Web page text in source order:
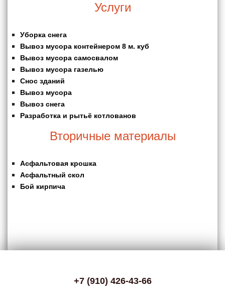
Услуги
Уборка снега
Вывоз мусора контейнером 8 м. куб
Вывоз мусора самосвалом
Вывоз мусора газелью
Снос зданий
Вывоз мусора
Вывоз снега
Разработка и рытьё котлованов
Вторичные материалы
Асфальтовая крошка
Асфальтный скол
Бой кирпича
+7 (910) 426-43-66